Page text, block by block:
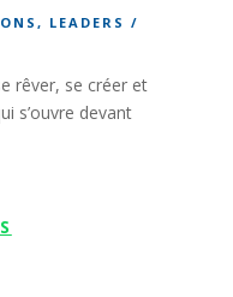
, LEADERS /
rêver, se créer et
s’ouvre devant